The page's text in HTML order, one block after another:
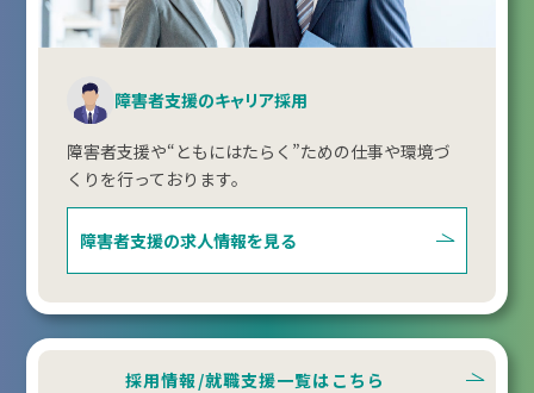
障害者支援のキャリア採用
障害者支援や“ともにはたらく”ための仕事や環境づ
くりを行っております。
障害者支援の求人情報を見る
採用情報/就職支援一覧はこちら